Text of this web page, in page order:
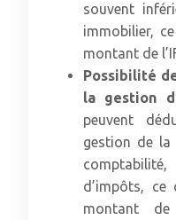
souvent
immobilier,
montant de
Possibilité
la gestion
peuvent
gestion de la
d’impôts,
montant